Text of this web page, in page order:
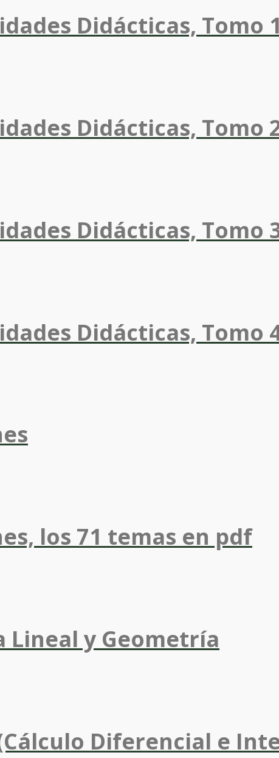
Didácticas, Tomo
Didácticas, Tomo
Didácticas, Tomo
Didácticas, Tomo
los 71 temas en pdf
Lineal y Geometría
Diferencial e